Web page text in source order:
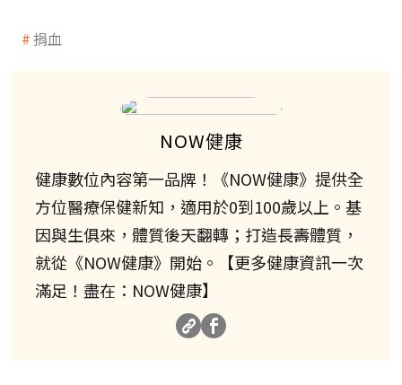
捐血
NOW健康
健康數位內容第一品牌！《NOW健康》提供全
方位醫療保健新知，適用於0到100歲以上。基
因與生俱來，體質後天翻轉；打造長壽體質，
就從《NOW健康》開始。【更多健康資訊一次
滿足！盡在：NOW健康】